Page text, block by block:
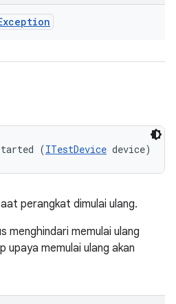
(ITestDevice device)
perangkat dimulai ulang.
menghindari memulai ulang
upaya memulai ulang akan